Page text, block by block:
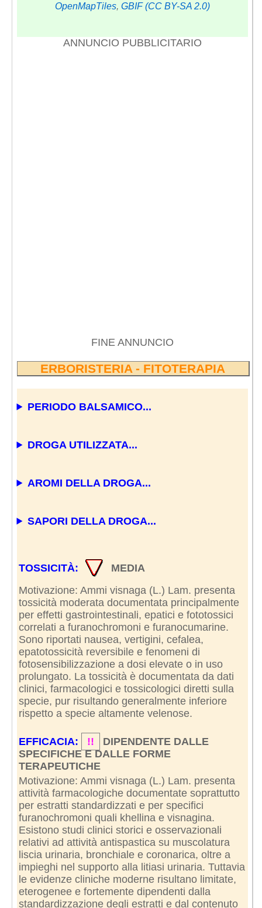
OpenMapTiles, GBIF (CC BY-SA 2.0)
ANNUNCIO PUBBLICITARIO
FINE ANNUNCIO
ERBORISTERIA - FITOTERAPIA
PERIODO BALSAMICO...
DROGA UTILIZZATA...
AROMI DELLA DROGA...
SAPORI DELLA DROGA...
TOSSICITÀ:
MEDIA
Motivazione: Ammi visnaga (L.) Lam. presenta
tossicità moderata documentata principalmente
per effetti gastrointestinali, epatici e fototossici
correlati a furanochromoni e furanocumarine.
Sono riportati nausea, vertigini, cefalea,
epatotossicità reversibile e fenomeni di
fotosensibilizzazione a dosi elevate o in uso
prolungato. La tossicità è documentata da dati
clinici, farmacologici e tossicologici diretti sulla
specie, pur risultando generalmente inferiore
rispetto a specie altamente velenose.
EFFICACIA: !!
DIPENDENTE DALLE
SPECIFICHE E DALLE FORME
TERAPEUTICHE
Motivazione: Ammi visnaga (L.) Lam. presenta
attività farmacologiche documentate soprattutto
per estratti standardizzati e per specifici
furanochromoni quali khellina e visnagina.
Esistono studi clinici storici e osservazionali
relativi ad attività antispastica su muscolatura
liscia urinaria, bronchiale e coronarica, oltre a
impieghi nel supporto alla litiasi urinaria. Tuttavia
le evidenze cliniche moderne risultano limitate,
eterogenee e fortemente dipendenti dalla
standardizzazione degli estratti e dal contenuto